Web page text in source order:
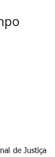
de Justiça